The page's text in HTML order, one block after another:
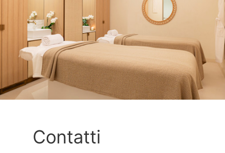
Contatti